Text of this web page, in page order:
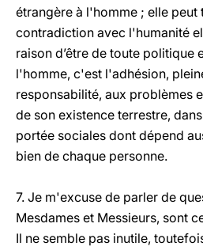
étrangère à l'homme ; elle peut
contradiction avec l'humanité
raison d’être de toute politique
l'homme, c'est l'adhésion,
responsabilité, aux problèmes
de son existence terrestre,
portée sociales dont dépend
bien de chaque personne.
7. Je m'excuse de parler de
Mesdames et Messieurs, sont
Il ne semble pas inutile,